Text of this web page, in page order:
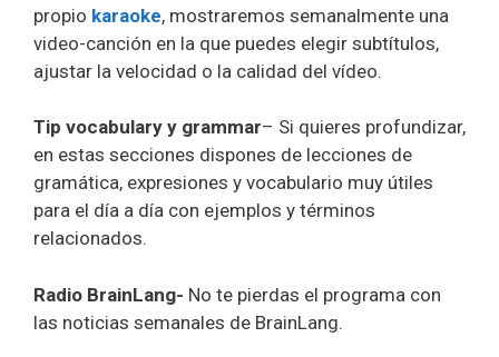
propio karaoke, mostraremos semanalmente una
video-canción en la que puedes elegir subtítulos,
ajustar la velocidad o la calidad del vídeo.
Tip vocabulary y grammar– Si quieres profundizar,
en estas secciones dispones de lecciones de
gramática, expresiones y vocabulario muy útiles
para el día a día con ejemplos y términos
relacionados.
Radio BrainLang- No te pierdas el programa con
las noticias semanales de BrainLang.